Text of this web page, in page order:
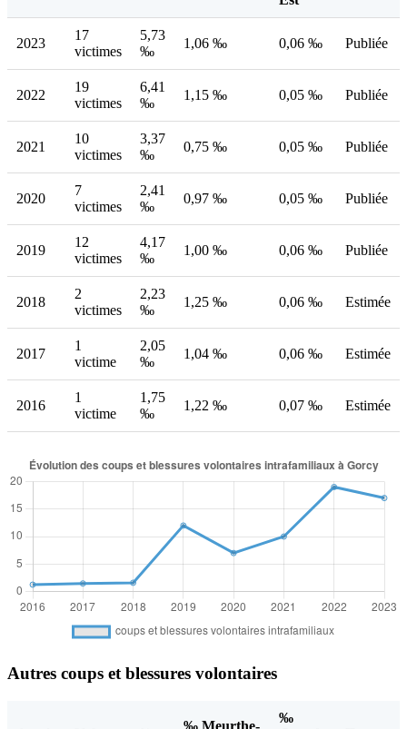
2023
17
victimes
5,73
‰
1,06 ‰ 0,06 ‰ Publiée
2022
19
victimes
6,41
‰
1,15 ‰ 0,05 ‰ Publiée
2021
10
victimes
3,37
‰
0,75 ‰ 0,05 ‰ Publiée
2020
7
victimes
2,41
‰
0,97 ‰ 0,05 ‰ Publiée
2019
12
victimes
4,17
‰
1,00 ‰ 0,06 ‰ Publiée
2018
2
victimes
2,23
‰
1,25 ‰ 0,06 ‰ Estimée
2017
1
victime
2,05
‰
1,04 ‰ 0,06 ‰ Estimée
2016
1
victime
1,75
‰
1,22 ‰ 0,07 ‰ Estimée
Autres coups et blessures volontaires
‰ Meurthe-
‰